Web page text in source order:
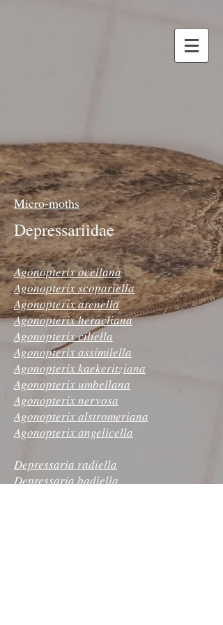
Micro-moths
Depressariidae
Agonopterix ocellana
Agonopterix scopariella
Agonopterix arenella
Agonopterix heracliana
Agonopterix ciliella
Agonopterix assimilella
Agonopterix kaekeritziana
Agonopterix umbellana
Agonopterix nervosa
Agonopterix alstromeriana
Agonopterix angelicella
Depressaria radiella
Depressaria badiella